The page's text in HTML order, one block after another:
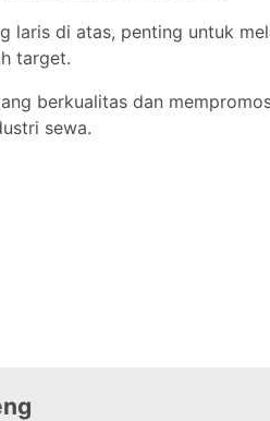
laris di atas, penting untuk
target.
berkualitas dan
sewa.